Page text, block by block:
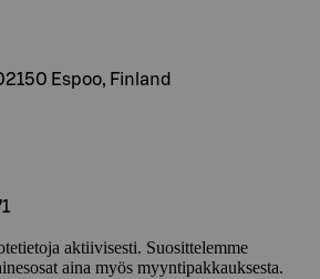
Espoo, Finland
aktiivisesti. Suosittelemme
aina myös myyntipakkauksesta.